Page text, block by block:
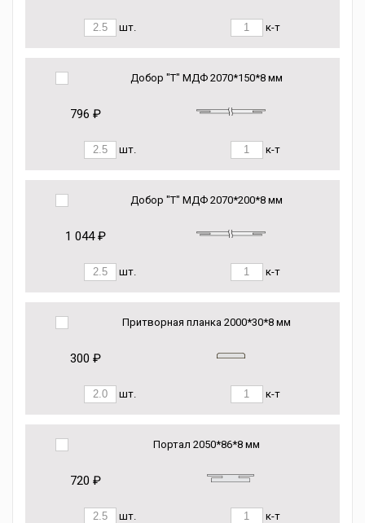
шт. к-т
Добор "Т" МДФ 2070*150*8 мм
796 ₽
шт. к-т
Добор "Т" МДФ 2070*200*8 мм
1 044 ₽
шт. к-т
Притворная планка 2000*30*8 мм
300 ₽
шт. к-т
Портал 2050*86*8 мм
720 ₽
шт. к-т